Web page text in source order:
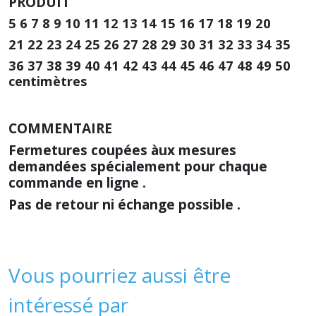
5 6 7 8 9 10 11 12 13 14 15 16 17 18 19 20
21 22 23 24 25 26 27 28 29 30 31 32 33 34 35
36 37 38 39 40 41 42 43 44 45 46 47 48 49 50
centimètres
COMMENTAIRE
Fermetures coupées àux mesures
demandées spécialement pour chaque
commande en ligne .
Pas de retour ni échange possible .
Vous pourriez aussi être
intéressé par